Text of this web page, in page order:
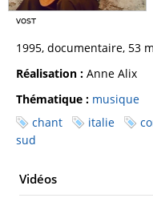
1995, documentaire, 53
Réalisation : Anne Alix
Thématique : musique
chant
italie
sud
Vidéos